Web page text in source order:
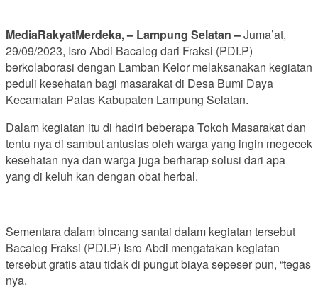
MediaRakyatMerdeka, – Lampung Selatan –Juma’at,
29/09/2023, Isro Abdi Bacaleg dari Fraksi (PDI.P)
berkolaborasi dengan Lamban Kelor melaksanakan kegiatan
peduli kesehatan bagi masarakat di Desa Bumi Daya
Kecamatan Palas Kabupaten Lampung Selatan.
Dalam kegiatan itu di hadiri beberapa Tokoh Masarakat dan
tentu nya di sambut antusias oleh warga yang ingin megecek
kesehatan nya dan warga juga berharap solusi dari apa
yang di keluh kan dengan obat herbal.
Sementara dalam bincang santai dalam kegiatan tersebut
Bacaleg Fraksi (PDI.P) Isro Abdi mengatakan kegiatan
tersebut gratis atau tidak di pungut biaya sepeser pun, “tegas
nya.